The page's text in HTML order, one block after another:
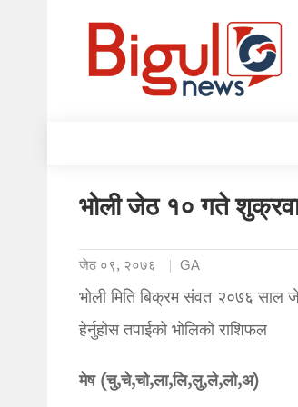
भोली जेठ १० गते
जेठ ०९, २०७६ GA
भोली मिति बिक्रम संवत २०७६ साल
हेर्नुहोस तपाईको भोलिको राशिफल
मेष (चु,चे,चो,ला,लि,लु,ले,लो,अ)